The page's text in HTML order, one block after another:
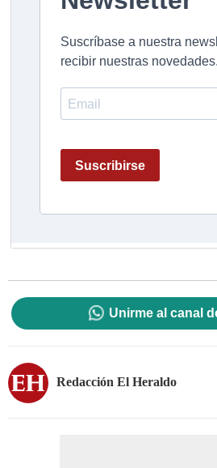
Unirme al canal
Redacción El Heraldo